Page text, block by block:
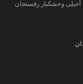
آجیلی وخشکبار رفسنجان